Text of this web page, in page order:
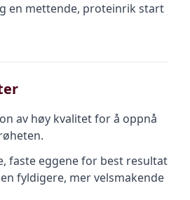
en mettende, proteinrik start
av høy kvalitet for å oppnå
faste eggene for best resultat
fyldigere, mer velsmakende